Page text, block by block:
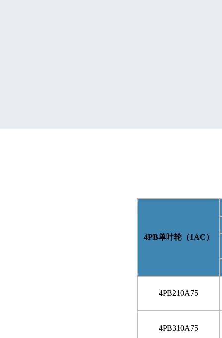
4PB单叶轮（1AC）
4PB210A75
4PB310A75